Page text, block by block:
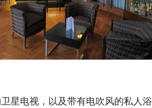
星电视，以及带有电吹风的私人浴